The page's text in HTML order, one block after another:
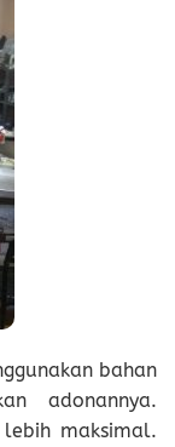
bahan
adonannya.
maksimal.